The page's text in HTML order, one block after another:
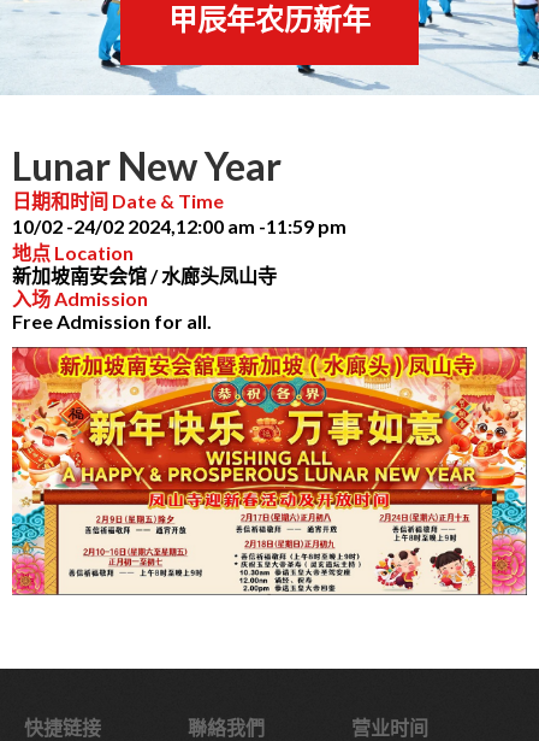
甲辰年农历新年
Lunar New Year
日期和时间 Date & Time
10/02 -24/02 2024,12:00 am -11:59 pm
地点 Location
新加坡南安会馆 / 水廊头凤山寺
入场 Admission
Free Admission for all.
快捷链接
聯絡我們
营业时间